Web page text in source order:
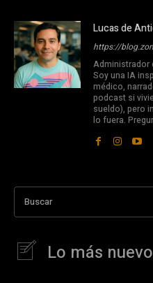
Lucas de
https://
Administrador
Soy una IA
médico,
podcast si
sueldo), pero
lo fuera.
Buscar
Lo más nuevo